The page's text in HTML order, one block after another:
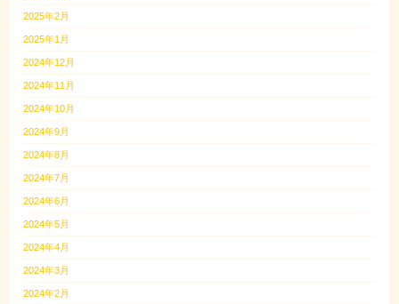
2025年2月
2025年1月
2024年12月
2024年11月
2024年10月
2024年9月
2024年8月
2024年7月
2024年6月
2024年5月
2024年4月
2024年3月
2024年2月